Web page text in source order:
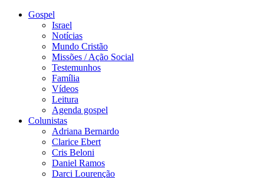
Gospel
Israel
Notícias
Mundo Cristão
Missões / Ação Social
Testemunhos
Família
Vídeos
Leitura
Agenda gospel
Colunistas
Adriana Bernardo
Clarice Ebert
Cris Beloni
Daniel Ramos
Darci Lourenção